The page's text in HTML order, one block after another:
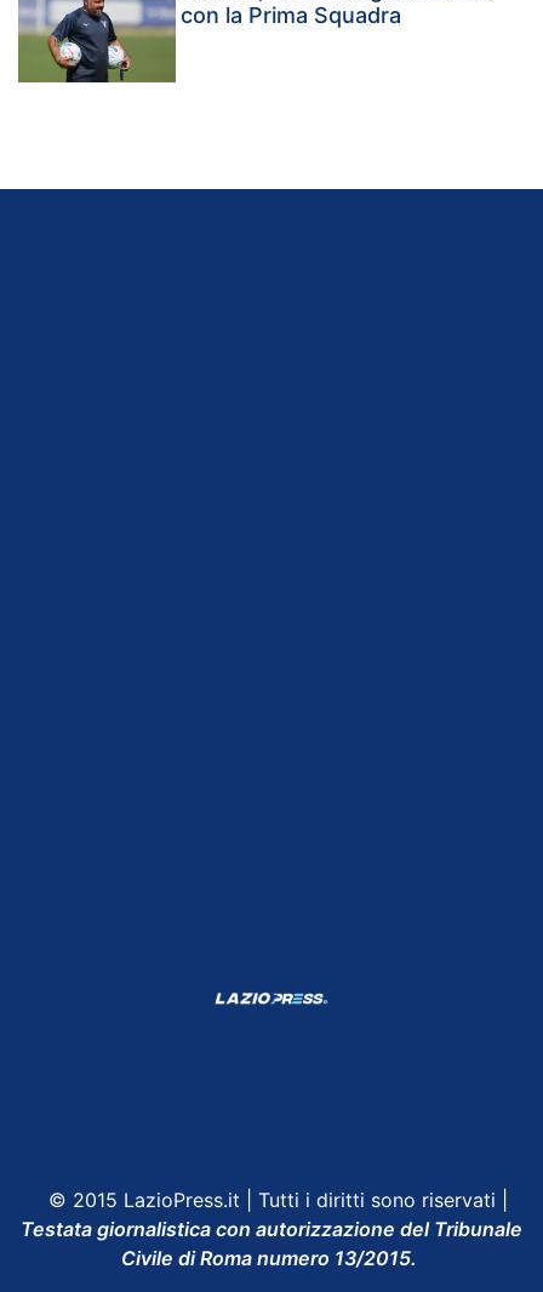
con la Prima Squadra
© 2015 LazioPress.it | Tutti i diritti sono riservati |
Testata giornalistica con autorizzazione del Tribunale
Civile di Roma numero 13/2015.